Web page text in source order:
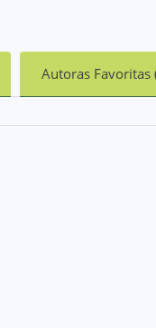
Autoras Favoritas